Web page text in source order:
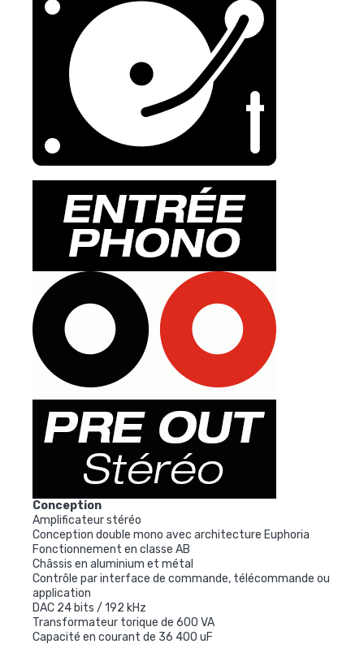
Conception
Amplificateur stéréo
Conception double mono avec architecture Euphoria
Fonctionnement en classe AB
Châssis en aluminium et métal
Contrôle par interface de commande, télécommande ou
application
DAC 24 bits / 192 kHz
Transformateur torique de 600 VA
Capacité en courant de 36 400 uF